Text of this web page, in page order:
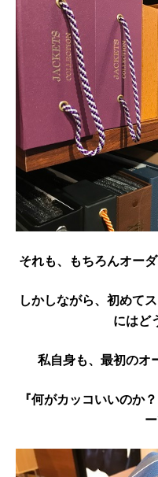
それも、もちろんオー
しかしながら、初めて
にはど
私自身も、最初のオ
『何がカッコいいのか